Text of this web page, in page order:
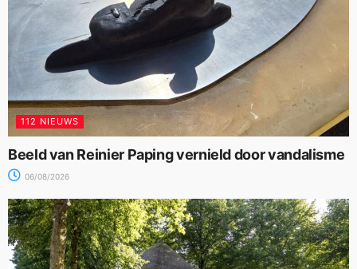
112 NIEUWS
Beeld van Reinier Paping vernield door vandalisme
06/08/2026